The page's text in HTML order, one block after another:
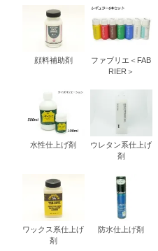
顔料補助剤
ファブリエ＜FAB
RIER＞
水性仕上げ剤
ウレタン系仕上げ
剤
ワックス系仕上げ
剤
防水仕上げ剤